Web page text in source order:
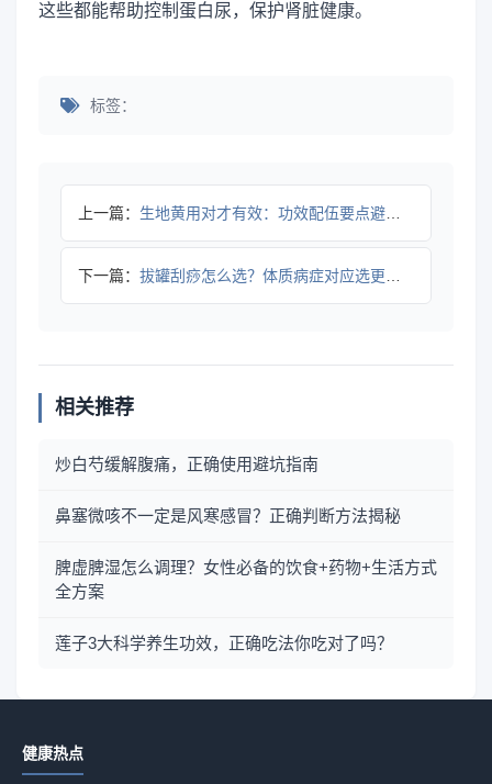
这些都能帮助控制蛋白尿，保护肾脏健康。
标签：
上一篇： 生地黄用对才有效：功效配伍要点避坑指南
下一篇： 拔罐刮痧怎么选？体质病症对应选更有效全攻略
相关推荐
炒白芍缓解腹痛，正确使用避坑指南
鼻塞微咳不一定是风寒感冒？正确判断方法揭秘
脾虚脾湿怎么调理？女性必备的饮食+药物+生活方式
全方案
莲子3大科学养生功效，正确吃法你吃对了吗？
健康热点